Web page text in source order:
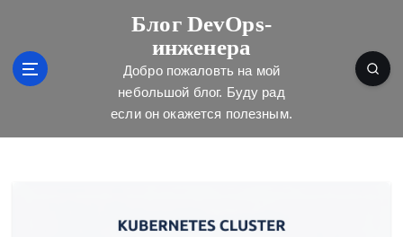
Блог DevOps-
инженера
Добро пожаловть на мой
небольшой блог. Буду рад
если он окажется полезным.